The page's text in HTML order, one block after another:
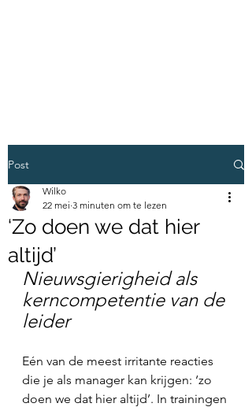
Post
‘Zo doen we dat hier
altijd’
Wilko
22 mei 3 minuten om te lezen
Nieuwsgierigheid als
kerncompetentie van de
leider
Eén van de meest irritante reacties
die je als manager kan krijgen: ‘zo
doen we dat hier altijd’. In trainingen